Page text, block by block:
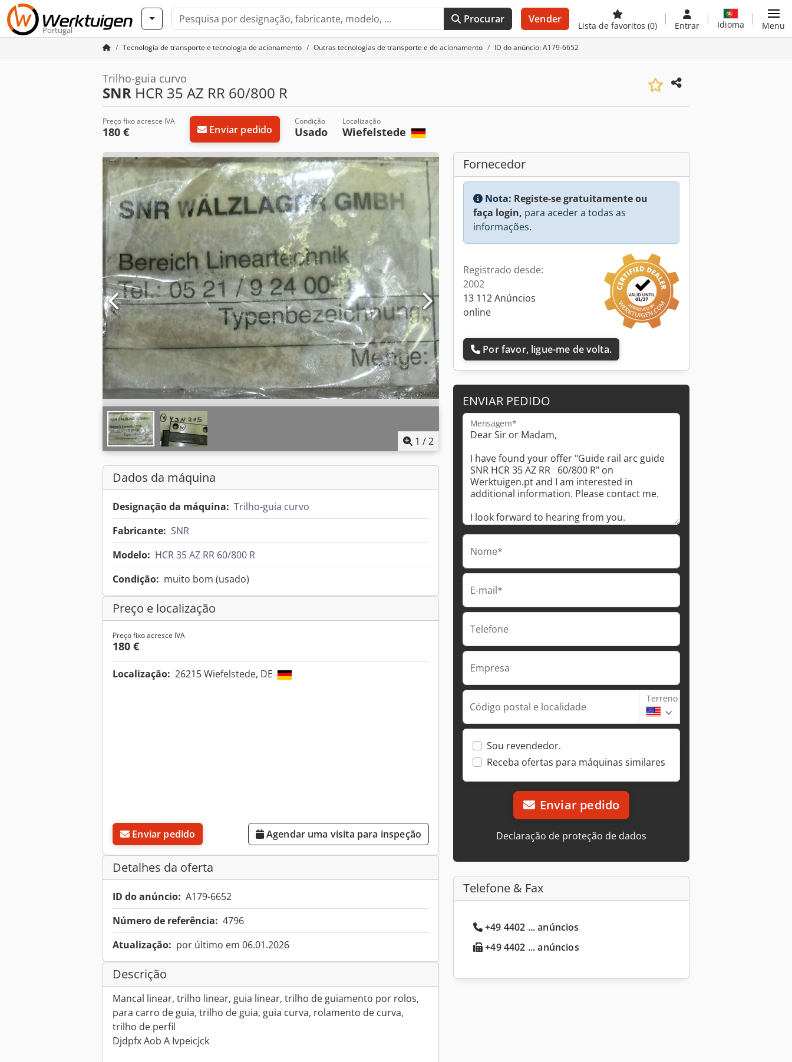
Portugal
Procurar Vender
Lista de favoritos (0) Entrar Idioma Menu
Tecnologia de transporte e tecnologia de acionamento Outras tecnologias de transporte e de acionamento ID do anúncio: A179-6652
Trilho-guia curvo
SNR HCR 35 AZ RR 60/800 R
Preço fixo acresce IVA
180 € Enviar pedido
Condição
Usado
Localização
Wiefelstede
1 /2
Dados da máquina
Designação da máquina: Trilho-guia curvo
Fabricante: SNR
Modelo: HCR 35 AZ RR 60/800 R
Condição: muito bom (usado)
Preço e localização
Preço fixo acresce IVA
180 €
Localização: 26215 Wiefelstede, DE
Enviar pedido Agendar uma visita para inspeção
Detalhes da oferta
ID do anúncio: A179-6652
Número de referência: 4796
Atualização: por último em 06.01.2026
Descrição
Mancal linear, trilho linear, guia linear, trilho de guiamento por rolos,
para carro de guia, trilho de guia, guia curva, rolamento de curva,
trilho de perfil
Djdpfx Aob A Ivpeicjck
Fornecedor
Nota: Registe-se gratuitamente ou
faça login, para aceder a todas as
informações.
Registrado desde:
2002
13 112 Anúncios
online
Por favor, ligue-me de volta.
ENVIAR PEDIDO
Mensagem*
Nome*
E-mail*
Telefone
Empresa
Código postal e localidade
Terreno
Sou revendedor.
Receba ofertas para máquinas similares
Enviar pedido
Declaração de proteção de dados
Telefone & Fax
+49 4402 ... anúncios
+49 4402 ... anúncios